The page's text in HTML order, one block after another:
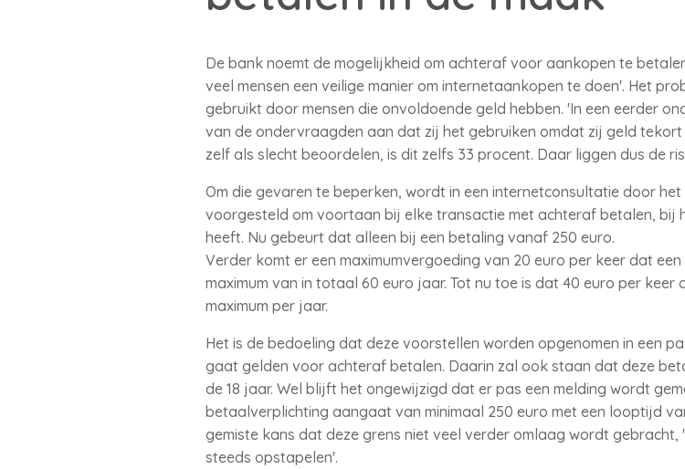
De bank noemt de mogelijkheid om achteraf voor aankopen te
veel mensen een veilige manier om internetaankopen te doen'. Het
gebruikt door mensen die onvoldoende geld hebben. 'In een eerder
van de ondervraagden aan dat zij het gebruiken omdat zij geld tekort
zelf als slecht beoordelen, is dit zelfs 33 procent. Daar liggen dus de
Om die gevaren te beperken, wordt in een internetconsultatie door
voorgesteld om voortaan bij elke transactie met achteraf betalen, bij
heeft. Nu gebeurt dat alleen bij een betaling vanaf 250 euro.
Verder komt er een maximumvergoeding van 20 euro per keer dat
maximum van in totaal 60 euro jaar. Tot nu toe is dat 40 euro per
maximum per jaar.
Het is de bedoeling dat deze voorstellen worden opgenomen in een
gaat gelden voor achteraf betalen. Daarin zal ook staan dat deze
de 18 jaar. Wel blijft het ongewijzigd dat er pas een melding wordt
betaalverplichting aangaat van minimaal 250 euro met een looptijd
gemiste kans dat deze grens niet veel verder omlaag wordt gebracht,
steeds opstapelen'.